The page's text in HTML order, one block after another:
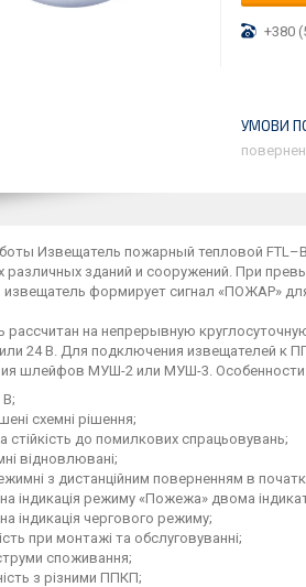
+380
Извещатель пожарный тепловой
различных зданий и сооружений. При
извещатель формирует сигнал «ПОЖАР»
рассчитан на непрерывную
24 В. Для подключения извещателей к
шлейфов МУШ-2 или МУШ-3. Особенности:
схемні рішення;
стійкість до помилкових спрацьовувань;
відновлювані;
з дистанційним поверненням в
індикація режиму «Пожежа» двома
індикація чергового режиму;
при монтажі та обслуговуванні;
споживання;
з різними ППКП;